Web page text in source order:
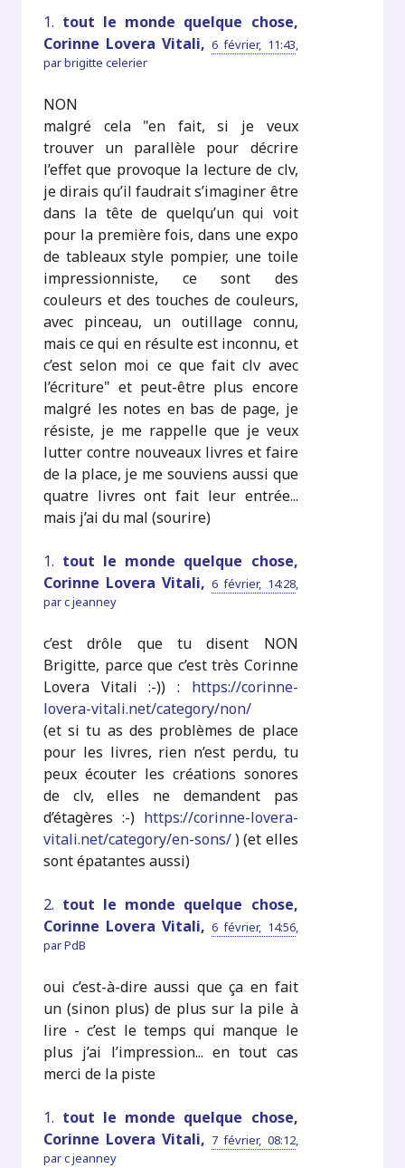
1. tout le monde quelque chose,
Corinne Lovera Vitali,6 février, 11:43,
parbrigitte celerier
NON
malgré cela "en fait, si je veux
trouver un parallèle pour décrire
l’effet que provoque la lecture de clv,
je dirais qu’il faudrait s’imaginer être
dans la tête de quelqu’un qui voit
pour la première fois, dans une expo
de tableaux style pompier, une toile
impressionniste, ce sont des
couleurs et des touches de couleurs,
avec pinceau, un outillage connu,
mais ce qui en résulte est inconnu, et
c’est selon moi ce que fait clv avec
l’écriture" et peut-être plus encore
malgré les notes en bas de page, je
résiste, je me rappelle que je veux
lutter contre nouveaux livres et faire
de la place, je me souviens aussi que
quatre livres ont fait leur entrée...
mais j’ai du mal (sourire)
1. tout le monde quelque chose,
Corinne Lovera Vitali,6 février, 14:28,
parc jeanney
c’est drôle que tu disent NON
Brigitte, parce que c’est très Corinne
Lovera Vitali :-)) : https://corinne-
lovera-vitali.net/category/non/
(et si tu as des problèmes de place
pour les livres, rien n’est perdu, tu
peux écouter les créations sonores
de clv, elles ne demandent pas
d’étagères :-) https://corinne-lovera-
vitali.net/category/en-sons/) (et elles
sont épatantes aussi)
2. tout le monde quelque chose,
Corinne Lovera Vitali,6 février, 14:56,
parPdB
oui c’est-à-dire aussi que ça en fait
un (sinon plus) de plus sur la pile à
lire - c’est le temps qui manque le
plus j’ai l’impression... en tout cas
merci de la piste
1. tout le monde quelque chose,
Corinne Lovera Vitali, 7 février, 08:12,
parc jeanney